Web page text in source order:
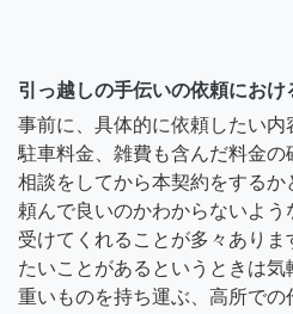
引っ越しの手伝いの依頼におけ
事前に、具体的に依頼したい
駐車料金、雑費も含んだ料金の
相談をしてから本契約をするか
頼んで良いのかわからないよ
受けてくれることが多々あり
たいことがあるというときは気
重いものを持ち運ぶ、高所で